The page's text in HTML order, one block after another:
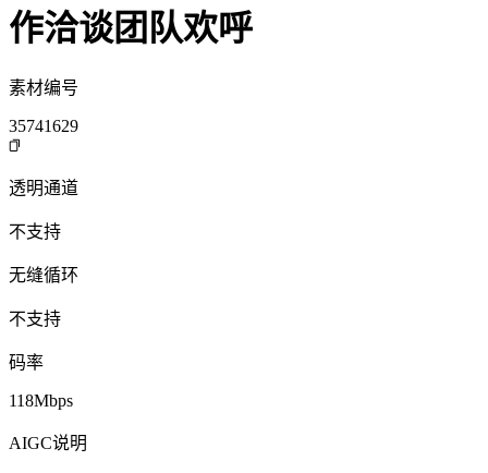
作洽谈团队欢呼
素材编号
35741629
透明通道
不支持
无缝循环
不支持
码率
118Mbps
AIGC说明